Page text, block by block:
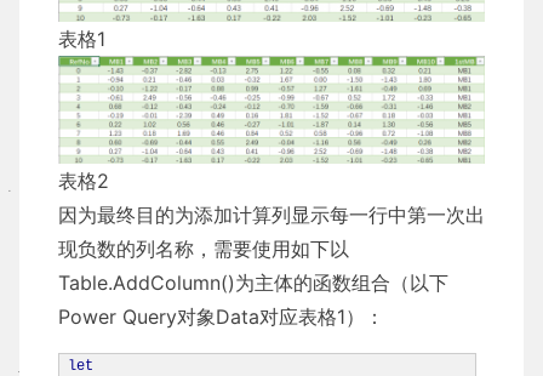
表格1
表格2
因为最终目的为添加计算列显示每一行中第一次出
现负数的列名称，需要使用如下以
Table.AddColumn()为主体的函数组合（以下
Power Query对象Data对应表格1）：
let